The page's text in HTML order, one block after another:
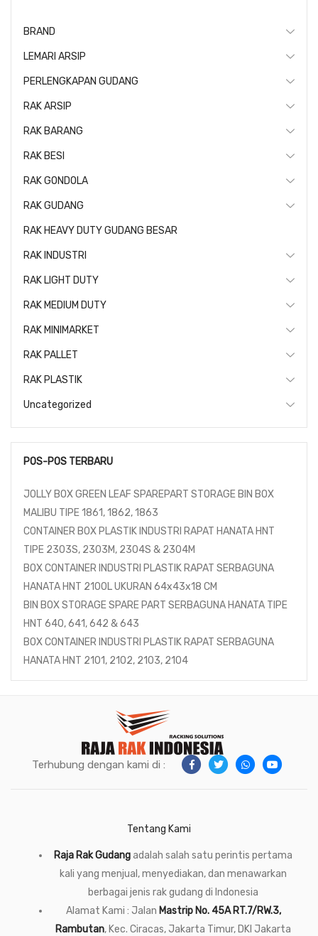
BRAND
LEMARI ARSIP
PERLENGKAPAN GUDANG
RAK ARSIP
RAK BARANG
RAK BESI
RAK GONDOLA
RAK GUDANG
RAK HEAVY DUTY GUDANG BESAR
RAK INDUSTRI
RAK LIGHT DUTY
RAK MEDIUM DUTY
RAK MINIMARKET
RAK PALLET
RAK PLASTIK
Uncategorized
POS-POS TERBARU
JOLLY BOX GREEN LEAF SPAREPART STORAGE BIN BOX
MALIBU TIPE 1861, 1862, 1863
CONTAINER BOX PLASTIK INDUSTRI RAPAT HANATA HNT
TIPE 2303S, 2303M, 2304S & 2304M
BOX CONTAINER INDUSTRI PLASTIK RAPAT SERBAGUNA
HANATA HNT 2100L UKURAN 64x43x18 CM
BIN BOX STORAGE SPARE PART SERBAGUNA HANATA TIPE
HNT 640, 641, 642 & 643
BOX CONTAINER INDUSTRI PLASTIK RAPAT SERBAGUNA
HANATA HNT 2101, 2102, 2103, 2104
Terhubung dengan kami di :
Tentang Kami
Raja Rak Gudangadalah salah satu perintis pertama
kali yang menjual, menyediakan, dan menawarkan
berbagai jenis rak gudang di Indonesia
Alamat Kami : Jalan Mastrip No. 45A RT.7/RW.3,
Rambutan, Kec. Ciracas, Jakarta Timur, DKI Jakarta